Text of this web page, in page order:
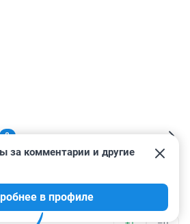
8
за комментарии и другие
в профиле